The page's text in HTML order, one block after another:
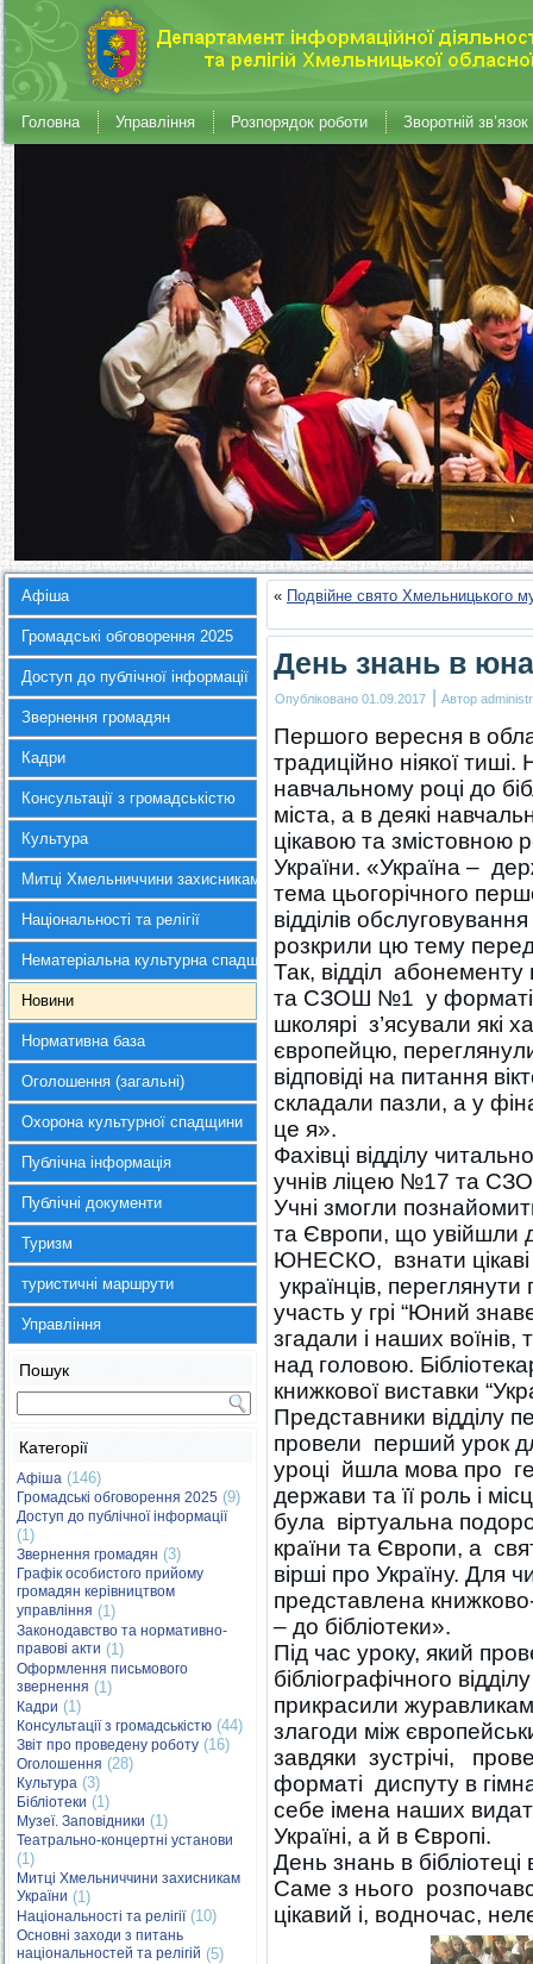
Головна Управління Розпорядок роботи Зворотній зв’язок
Афіша
Громадські обговорення 2025
Доступ до публічної інформації
Звернення громадян
Кадри
Консультації з громадськістю
Культура
Митці Хмельниччини захисникам України
Національності та релігії
Нематеріальна культурна спадщина
Новини
Нормативна база
Оголошення (загальні)
Охорона культурної спадщини
Публічна інформація
Публічні документи
Туризм
туристичні маршрути
Управління
Пошук
Категорії
Афіша (146)
Громадські обговорення 2025 (9)
Доступ до публічної інформації
(1)
Звернення громадян (3)
Графік особистого прийому
громадян керівництвом
управління (1)
Законодавство та нормативно-
правові акти (1)
Оформлення письмового
звернення (1)
Кадри (1)
Консультації з громадськістю (44)
Звіт про проведену роботу (16)
Оголошення (28)
Культура (3)
Бібліотеки (1)
Музеї. Заповідники (1)
Театрально-концертні установи
(1)
Митці Хмельниччини захисникам
України (1)
Національності та релігії(10)
Основні заходи з питань
національностей та релігій (5)
« Подвійне свято Хмельницького
День знань в
Опубліковано 01.09.2017 | Автор
Першого вересня в
традиційно ніякої
навчальному році до
міста, а в деякі
цікавою та змістовною
України. «Україна –
тема цьогорічного
відділів
розкрили цю тему
Так, відділ абонементу
та СЗОШ №1 у форматі
школярі з’ясували які
європейцю,
відповіді на питання
складали пазли, а у
це я».
Фахівці відділу
учнів ліцею №17 та
Учні змогли
та Європи, що увійшли
ЮНЕСКО, взнати цікаві
українців,
участь у грі “Юний
згадали і наших
над головою.
книжкової виставки
Представники відділу
провели перший урок
уроці йшла мова про
держави та її роль і
була віртуальна
країни та Європи, а
вірші про Україну. Для
представлена
– до бібліотеки».
Під час уроку, який
бібліографічного
прикрасили
злагоди між
завдяки зустрічі,
форматі диспуту в
себе імена наших
Україні, а й в Європі.
День знань в
Саме з нього
цікавий і, водночас,